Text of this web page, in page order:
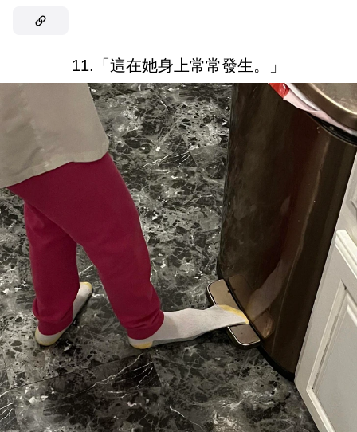
11.「這在她身上常常發生。」